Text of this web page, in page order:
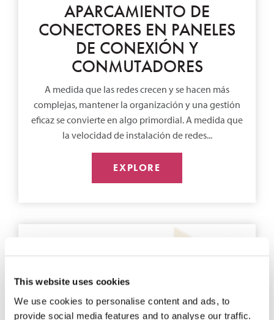
This website uses cookies
We use cookies to personalise content and ads, to
provide social media features and to analyse our traffic.
APARCAMIENTO DE
CONECTORES EN PANELES
DE CONEXIÓN Y
CONMUTADORES
A medida que las redes crecen y se hacen más
complejas, mantener la organización y una gestión
eficaz se convierte en algo primordial. A medida que
la velocidad de instalación de redes...
EXPLORE